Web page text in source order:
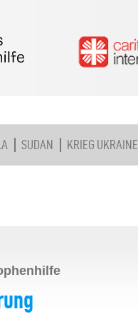
SUDAN KRIEG UKRAINE